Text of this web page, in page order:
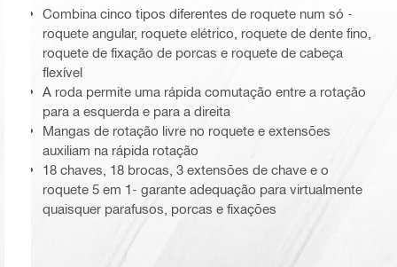
Combina cinco tipos diferentes de roquete num só -
roquete angular, roquete elétrico, roquete de dente fino,
roquete de fixação de porcas e roquete de cabeça
flexível
A roda permite uma rápida comutação entre a rotação
para a esquerda e para a direita
Mangas de rotação livre no roquete e extensões
auxiliam na rápida rotação
18 chaves, 18 brocas, 3 extensões de chave e o
roquete 5 em 1- garante adequação para virtualmente
quaisquer parafusos, porcas e fixações